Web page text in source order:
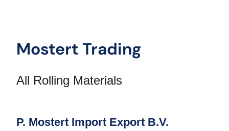
Mostert Trading
All Rolling Materials
P. Mostert Import Export B.V.